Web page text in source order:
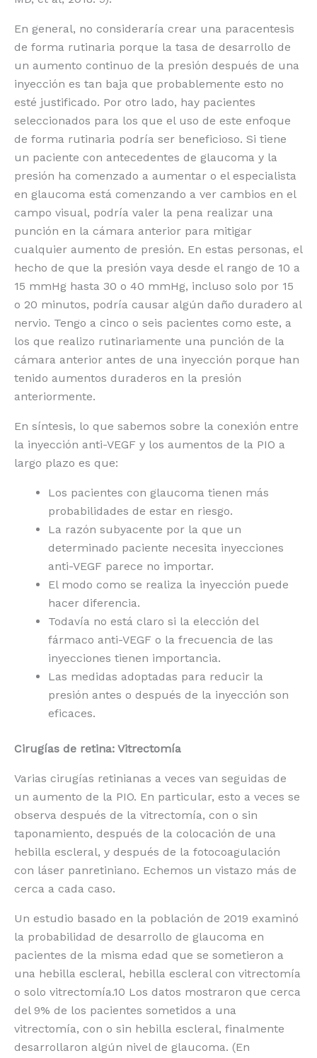
En general, no consideraría crear una paracentesis
de forma rutinaria porque la tasa de desarrollo de
un aumento continuo de la presión después de una
inyección es tan baja que probablemente esto no
esté justificado. Por otro lado, hay pacientes
seleccionados para los que el uso de este enfoque
de forma rutinaria podría ser beneficioso. Si tiene
un paciente con antecedentes de glaucoma y la
presión ha comenzado a aumentar o el especialista
en glaucoma está comenzando a ver cambios en el
campo visual, podría valer la pena realizar una
punción en la cámara anterior para mitigar
cualquier aumento de presión. En estas personas, el
hecho de que la presión vaya desde el rango de 10 a
15 mmHg hasta 30 o 40 mmHg, incluso solo por 15
o 20 minutos, podría causar algún daño duradero al
nervio. Tengo a cinco o seis pacientes como este, a
los que realizo rutinariamente una punción de la
cámara anterior antes de una inyección porque han
tenido aumentos duraderos en la presión
anteriormente.
En síntesis, lo que sabemos sobre la conexión entre
la inyección anti-VEGF y los aumentos de la PIO a
largo plazo es que:
Los pacientes con glaucoma tienen más
probabilidades de estar en riesgo.
La razón subyacente por la que un
determinado paciente necesita inyecciones
anti-VEGF parece no importar.
El modo como se realiza la inyección puede
hacer diferencia.
Todavía no está claro si la elección del
fármaco anti-VEGF o la frecuencia de las
inyecciones tienen importancia.
Las medidas adoptadas para reducir la
presión antes o después de la inyección son
eficaces.
Cirugías de retina: Vitrectomía
Varias cirugías retinianas a veces van seguidas de
un aumento de la PIO. En particular, esto a veces se
observa después de la vitrectomía, con o sin
taponamiento, después de la colocación de una
hebilla escleral, y después de la fotocoagulación
con láser panretiniano. Echemos un vistazo más de
cerca a cada caso.
Un estudio basado en la población de 2019 examinó
la probabilidad de desarrollo de glaucoma en
pacientes de la misma edad que se sometieron a
una hebilla escleral, hebilla escleral con vitrectomía
o solo vitrectomía.10 Los datos mostraron que cerca
del 9% de los pacientes sometidos a una
vitrectomía, con o sin hebilla escleral, finalmente
desarrollaron algún nivel de glaucoma. (En